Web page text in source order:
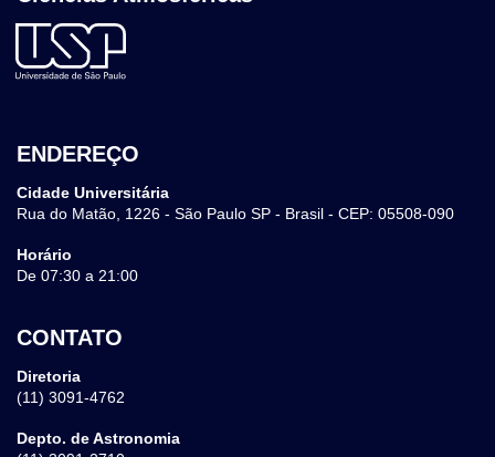
ENDEREÇO
Cidade Universitária
Rua do Matão, 1226 - São Paulo SP - Brasil - CEP: 05508-090
Horário
De 07:30 a 21:00
CONTATO
Diretoria
(11) 3091-4762
Depto. de Astronomia